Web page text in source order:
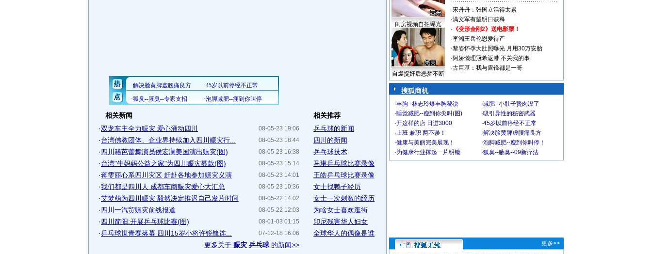
相关新闻
08-05-23 19:06
·双龙车主全力赈灾 爱心涌动四川
08-05-23 18:44
·台湾佛教团体、企业界持续加入四川赈灾行...
08-05-23 16:38
·四川籍芭蕾舞演员侯宏澜美国演出赈灾(图)
08-05-23 15:14
·台湾"牛妈妈公益之家"为四川赈灾募款(图)
08-05-23 14:01
·蒋雯丽心系四川灾区 赶赴各地参加赈灾义演
08-05-23 10:36
·我们都是四川人 成都车商赈灾爱心大汇总
08-05-22 14:02
·艾梦萌为四川赈灾 毅然决定推迟自己发片时间
08-05-22 12:03
·四川一汽贸赈灾前线报道
08-01-03 01:15
·四川简阳:开展乒乓球比赛(图)
07-12-18 16:06
·乒乓球世青赛落幕 四川15岁小将许锐锋连...
更多关于 赈灾 乒乓球 的新闻>>
相关推荐
乒乓球的新闻
四川的新闻
乒乓球技术
马琳乒乓球比赛录像
王皓乒乓球比赛录像
女士找鸭子经历
女士一次刺激的经历
为啥女士喜欢逛街
印尼残害华人妇女
全球华人的偶像是谁
闺房视频自拍曝光
自爆捉奸后恶梦不断
·宋丹丹：张国立活得太累
·满文军有望明日获释
· 《变形金刚2》送电影票！
·李湘王岳伦恩爱待产
·黎姿怀孕大肚照曝光 月用30万安胎
·阿娇懒理冠希返港:不关我的事
·古巨基：我与霆锋都是一哥
搜狐商机
·丰胸--林志玲爆丰胸秘诀 ·减肥--小肚子赘肉没了
·睡觉减肥--瘦到你尖叫(图) ·吸引异性的秘密武器
·开这样的店 日进3000 ·45岁以前停经不正常
·上班 兼职 两不误！ ·解决脸黄脾虚腰痛良方
·健康与美丽完美展现！ ·泡脚减肥--瘦到你叫停！
·为健康行业撑起一片明镜 ·狐臭--腋臭--09新疗法
更多>>